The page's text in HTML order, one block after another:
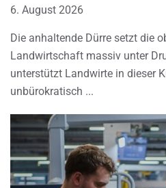
6. August 2026
Die anhaltende Dürre setzt die
Landwirtschaft massiv unter
unterstützt Landwirte in dieser
unbürokratisch